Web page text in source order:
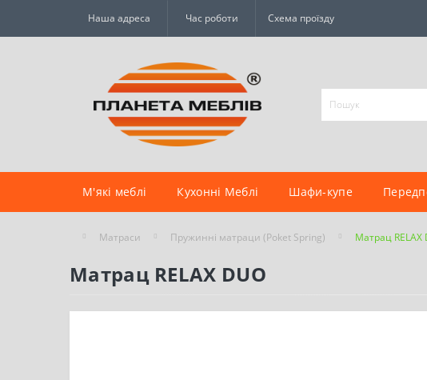
Наша адреса Час роботи Схема проїзду
М'які меблі Кухонні Меблі Шафи-купе
Матраси Пружинні матраци (Poket Spring) Матрац RELAX
Матрац RELAX DUO